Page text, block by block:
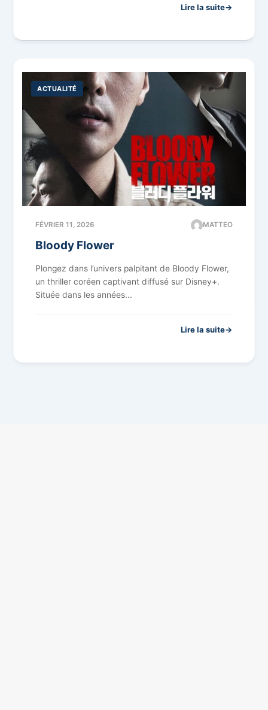
Lire la suite
ACTUALITÉ
FÉVRIER 11, 2026 MATTEO
Bloody Flower
Plongez dans l’univers palpitant de Bloody Flower,
un thriller coréen captivant diffusé sur Disney+.
Située dans les années...
Lire la suite